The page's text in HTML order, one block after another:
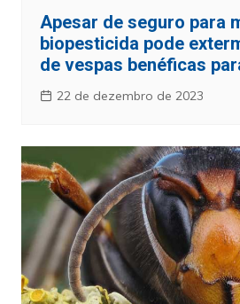
Apesar de seguro para
biopesticida pode
de vespas benéficas
22 de dezembro de 2023